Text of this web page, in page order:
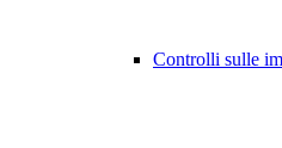
Controlli sulle